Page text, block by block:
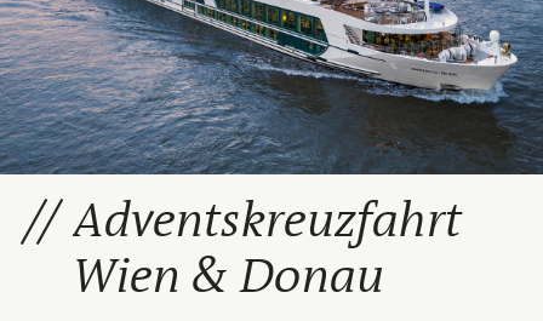
Adventskreuzfahrt
Wien & Donau